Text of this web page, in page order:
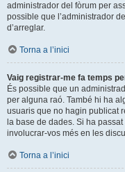
administrador del fòrum per
possible que l’administrador
d’arreglar.
Torna a l’inici
Vaig registrar-me fa temps
És possible que un
per alguna raó. També hi ha
usuaris que no hagin publicat
la base de dades. Si ha
involucrar-vos més en les
Torna a l’inici